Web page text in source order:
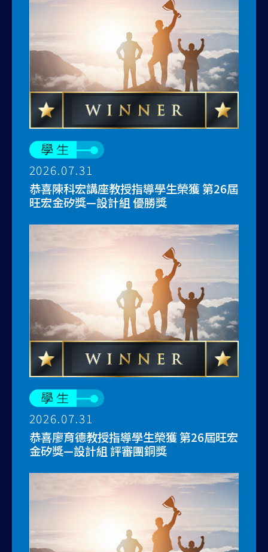
2026.07.31
恭喜陳科宏講座教授指導學生榮獲 第26屆
旺宏金矽獎—設計組 優勝獎
2026.07.31
恭喜廖育德教授指導學生榮獲 第26屆旺宏
金矽獎—設計組 評審團銅獎